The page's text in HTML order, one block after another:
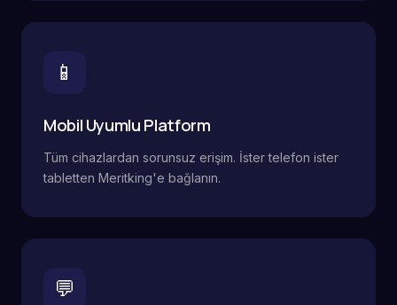
📱
Mobil Uyumlu Platform
Tüm cihazlardan sorunsuz erişim. İster telefon ister
tabletten Meritking'e bağlanın.
💬